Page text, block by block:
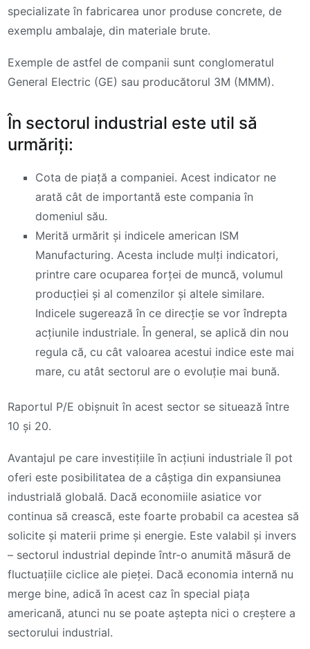
specializate în fabricarea unor produse concrete, de
exemplu ambalaje, din materiale brute.
Exemple de astfel de companii sunt conglomeratul
General Electric (GE) sau producătorul 3M (MMM).
În sectorul industrial este util să
urmăriți:
Cota de piață a companiei. Acest indicator ne
arată cât de importantă este compania în
domeniul său.
Merită urmărit și indicele american ISM
Manufacturing. Acesta include mulți indicatori,
printre care ocuparea forței de muncă, volumul
producției și al comenzilor și altele similare.
Indicele sugerează în ce direcție se vor îndrepta
acțiunile industriale. În general, se aplică din nou
regula că, cu cât valoarea acestui indice este mai
mare, cu atât sectorul are o evoluție mai bună.
Raportul P/E obișnuit în acest sector se situează între
10 și 20.
Avantajul pe care investițiile în acțiuni industriale îl pot
oferi este posibilitatea de a câștiga din expansiunea
industrială globală. Dacă economiile asiatice vor
continua să crească, este foarte probabil ca acestea să
solicite și materii prime și energie. Este valabil și invers
– sectorul industrial depinde într-o anumită măsură de
fluctuațiile ciclice ale pieței. Dacă economia internă nu
merge bine, adică în acest caz în special piața
americană, atunci nu se poate aștepta nici o creștere a
sectorului industrial.